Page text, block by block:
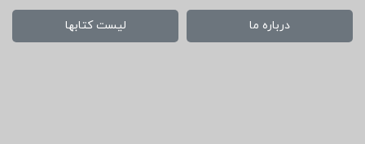
درباره ما لیست کتابها